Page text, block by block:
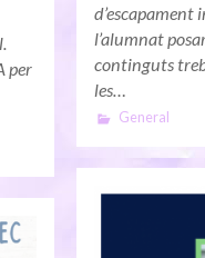
per
l’alumnat
continguts
les…
General